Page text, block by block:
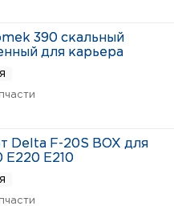
390 скальный
для карьера
Delta F-20S BOX для
Е220 Е210